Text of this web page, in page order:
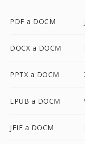
PDF a DOCM
DOCX a DOCM
PPTX a DOCM
EPUB a DOCM
JFIF a DOCM